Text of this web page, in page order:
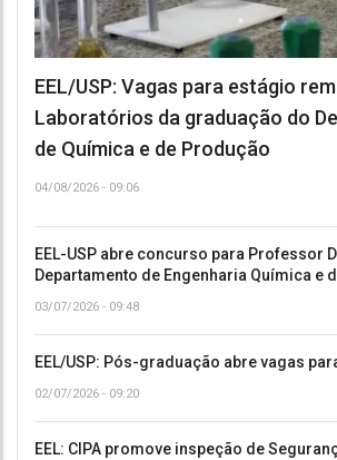
EEL/USP: Vagas para estágio
Laboratórios da graduação do
de Química e de Produção
04/08/2026 - 09:06
EEL-USP abre concurso para Professor
Departamento de Engenharia Química e
03/07/2026 - 09:48
EEL/USP: Pós-graduação abre vagas
02/07/2026 - 09:20
EEL: CIPA promove inspeção de